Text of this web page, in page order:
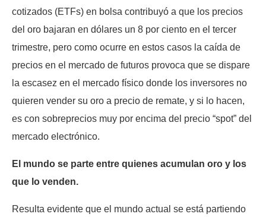
cotizados (ETFs) en bolsa contribuyó a que los precios
del oro bajaran en dólares un 8 por ciento en el tercer
trimestre, pero como ocurre en estos casos la caída de
precios en el mercado de futuros provoca que se dispare
la escasez en el mercado físico donde los inversores no
quieren vender su oro a precio de remate, y si lo hacen,
es con sobreprecios muy por encima del precio “spot” del
mercado electrónico.
El mundo se parte entre quienes acumulan oro y los
que lo venden.
Resulta evidente que el mundo actual se está partiendo